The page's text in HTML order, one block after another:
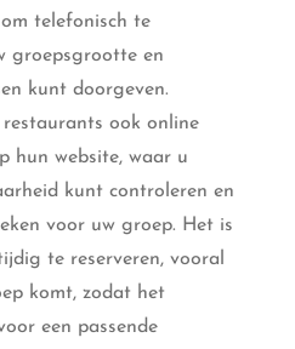
telefonisch te
groepsgrootte en
kunt doorgeven.
ook online
hun website, waar u
kunt controleren en
voor uw groep. Het is
te reserveren, vooral
komt, zodat het
een passende